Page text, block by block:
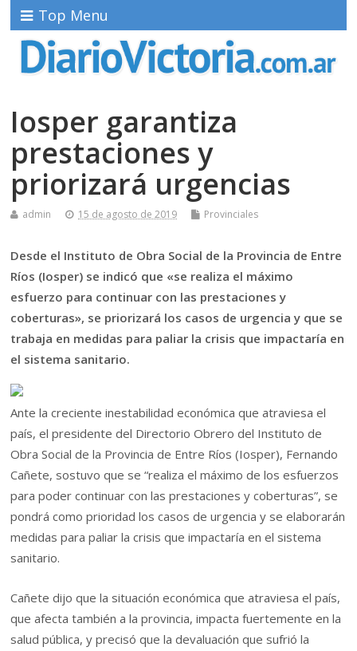
Top Menu
Iosper garantiza
prestaciones y
priorizará urgencias
admin 15 de agosto de 2019 Provinciales
Desde el Instituto de Obra Social de la Provincia de Entre
Ríos (Iosper) se indicó que «se realiza el máximo
esfuerzo para continuar con las prestaciones y
coberturas», se priorizará los casos de urgencia y que se
trabaja en medidas para paliar la crisis que impactaría en
el sistema sanitario.
Ante la creciente inestabilidad económica que atraviesa el
país, el presidente del Directorio Obrero del Instituto de
Obra Social de la Provincia de Entre Ríos (Iosper), Fernando
Cañete, sostuvo que se “realiza el máximo de los esfuerzos
para poder continuar con las prestaciones y coberturas”, se
pondrá como prioridad los casos de urgencia y se elaborarán
medidas para paliar la crisis que impactaría en el sistema
sanitario.
Cañete dijo que la situación económica que atraviesa el país,
que afecta también a la provincia, impacta fuertemente en la
salud pública, y precisó que la devaluación que sufrió la